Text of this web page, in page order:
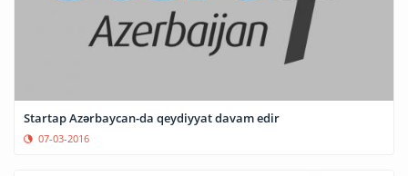
Startap Azərbaycan-da qeydiyyat davam edir
07-03-2016